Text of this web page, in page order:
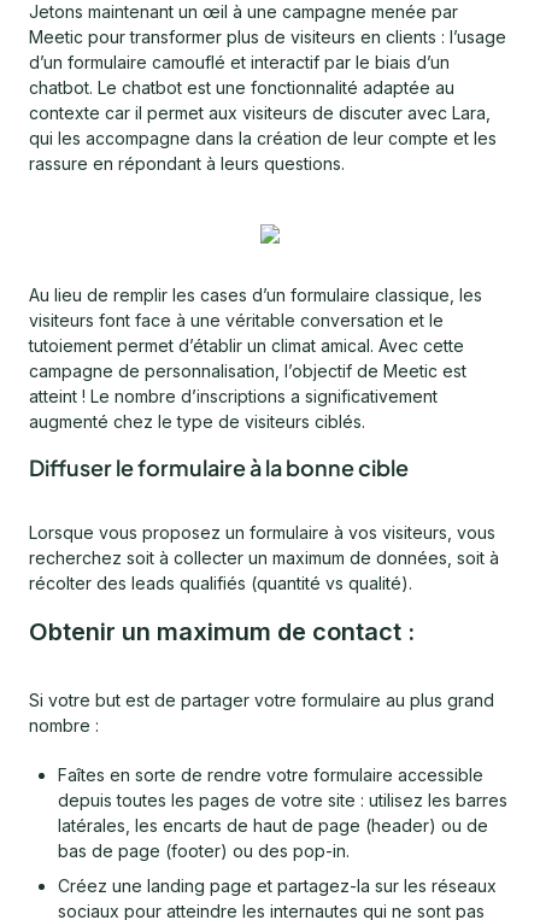
Jetons maintenant un œil à une campagne menée par
Meetic pour transformer plus de visiteurs en clients : l’usage
d’un formulaire camouflé et interactif par le biais d’un
chatbot. Le chatbot est une fonctionnalité adaptée au
contexte car il permet aux visiteurs de discuter avec Lara,
qui les accompagne dans la création de leur compte et les
rassure en répondant à leurs questions.
Au lieu de remplir les cases d’un formulaire classique, les
visiteurs font face à une véritable conversation et le
tutoiement permet d’établir un climat amical. Avec cette
campagne de personnalisation, l’objectif de Meetic est
atteint ! Le nombre d’inscriptions a significativement
augmenté chez le type de visiteurs ciblés.
Diffuser le formulaire à la bonne cible
Lorsque vous proposez un formulaire à vos visiteurs, vous
recherchez soit à collecter un maximum de données, soit à
récolter des leads qualifiés (quantité vs qualité).
Obtenir un maximum de contact :
Si votre but est de partager votre formulaire au plus grand
nombre :
Faîtes en sorte de rendre votre formulaire accessible
depuis toutes les pages de votre site : utilisez les barres
latérales, les encarts de haut de page (header) ou de
bas de page (footer) ou des pop-in.
Créez une landing page et partagez-la sur les réseaux
sociaux pour atteindre les internautes qui ne sont pas